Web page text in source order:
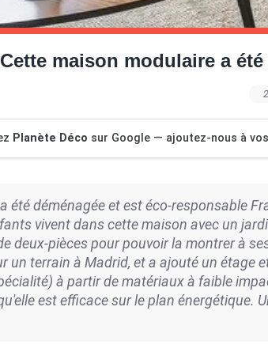
Cette maison modulaire a
Planète Déco sur Google — ajoutez-nous à
été déménagée et est éco-responsable
vivent dans cette maison avec un
deux-pièces pour pouvoir la montrer à
un terrain à Madrid, et a ajouté un
à partir de matériaux à faible
est efficace sur le plan